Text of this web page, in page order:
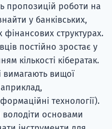
пропозицій роботи на
у банківських,
фінансових структурах.
постійно зростає у
кількості кібератак.
вимагають вищої
технології).
основами